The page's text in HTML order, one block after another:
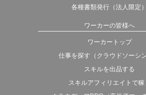
各種書類発行（法人限定）
ワーカーの皆様へ
ワーカートップ
仕事を探す（クラウドソーシン
スキルを出品する
スキルアフィリエイトで稼